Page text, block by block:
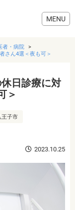
者・病院
さん4選＜夜も可＞
日診療に対
＞
王子市
2023.10.25